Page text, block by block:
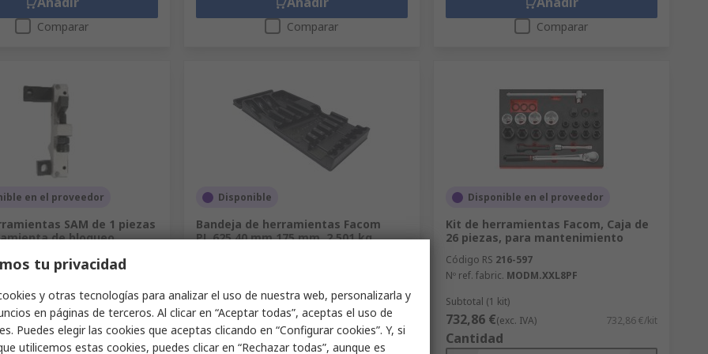
Comparar Comparar Comparar
en el proveedor
SAM de 1 piezas
de bloqueo
007
IVA) 99,95 €/unidad
Disponible
Bandeja de herramientas Facom
PL.625 40 mm 175 mm, 2.501 kg
Nº ref. fabric.
PL.625
Subtotal (1 unidad)
33,11 €(exc. IVA) 33,11 €/unidad
Cantidad
Disponible en el proveedor
Kit de herramientas Facom, Caja de
26 piezas, para mantenimiento
Código RS 216-597
Nº ref. fabric. MODM.XXL8PF
Subtotal (1 kit)
732,86 €(exc. IVA) 732,86 €/kit
Cantidad
tu privacidad
y otras tecnologías para analizar el uso de nuestra web, personalizarla y
en páginas de terceros. Al clicar en “Aceptar todas”, aceptas el uso de
Puedes elegir las cookies que aceptas clicando en “Configurar cookies”. Y, si
utilicemos estas cookies, puedes clicar en “Rechazar todas”, aunque es